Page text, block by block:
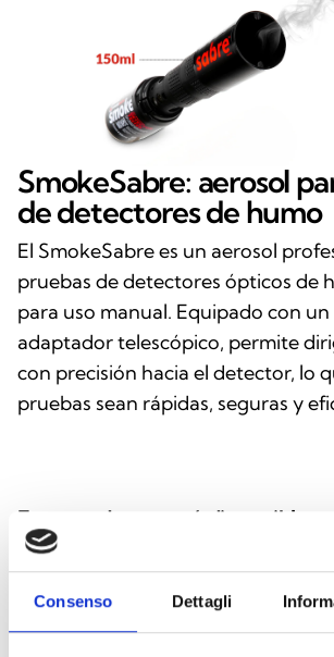
Consenso Dettagli
SmokeSabre: aerosol
de detectores de humo
El SmokeSabre es un aerosol
pruebas de detectores ópticos de
para uso manual. Equipado con
adaptador telescópico, permite
con precisión hacia el detector, lo
pruebas sean rápidas, seguras y
Este producto está disponible en
siguientes versiones